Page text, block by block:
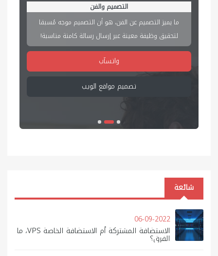
اختر شركة تصميم المواقع بحذر
إذا كنت تعتقد ان التصميم الجيد مُكلف، خذ بعين
الاعتبار ما سيكلفك التصميم السيء من فقدان
للعملاء!
واتسآب
شائعة
06-09-2022
الاستضافة المشتركة أم الاستضافة الخاصة VPS، ما
الفرق؟